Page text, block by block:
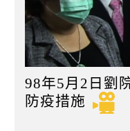
98年5月2日劉
防疫措施